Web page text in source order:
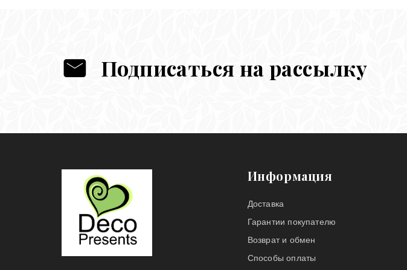
Подписаться на рассылку
Информация
Доставка
Гарантии покупателю
Возврат и обмен
Способы оплаты